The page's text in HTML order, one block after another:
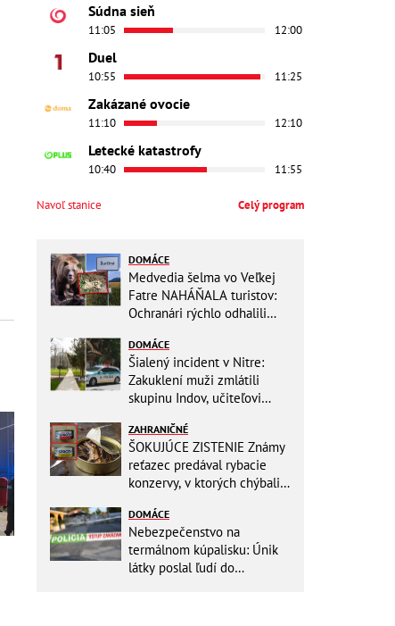
Súdna sieň
11:05 12:00
Duel
10:55 11:25
Zakázané ovocie
11:10 12:10
Letecké katastrofy
10:40 11:55
Navoľ stanice Celý program
DOMÁCE
Medvedia šelma vo Veľkej
Fatre NAHÁŇALA turistov:
Ochranári rýchlo odhalili
DOMÁCE
Šialený incident v Nitre:
Zakuklení muži zmlátili
skupinu Indov, učiteľovi
tvár!
ZAHRANIČNÉ
ŠOKUJÚCE ZISTENIE Známy
reťazec predával rybacie
konzervy, v ktorých chýbali
aj vy
DOMÁCE
Nebezpečenstvo na
termálnom kúpalisku: Únik
látky poslal ľudí do